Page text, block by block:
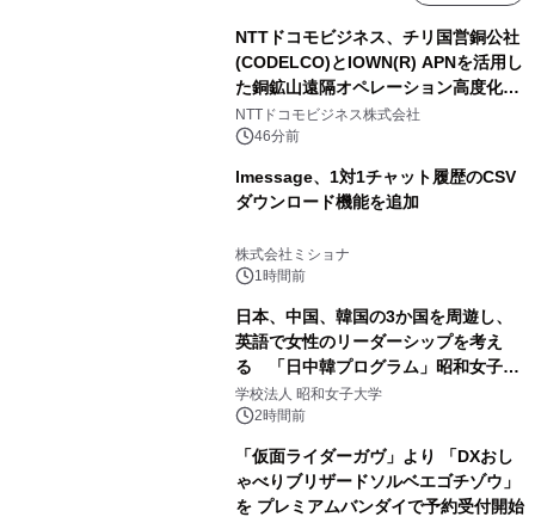
NTTドコモビジネス、チリ国営銅公社
(CODELCO)とIOWN(R) APNを活用し
た銅鉱山遠隔オペレーション高度化に
向けた調査・実証を開始
NTTドコモビジネス株式会社
46分前
lmessage、1対1チャット履歴のCSV
ダウンロード機能を追加
株式会社ミショナ
1時間前
日本、中国、韓国の3か国を周遊し、
英語で女性のリーダーシップを考え
る 「日中韓プログラム」昭和女子大
学で開催
学校法人 昭和女子大学
2時間前
「仮面ライダーガヴ」より 「DXおし
ゃべりブリザードソルベエゴチゾウ」
を プレミアムバンダイで予約受付開始